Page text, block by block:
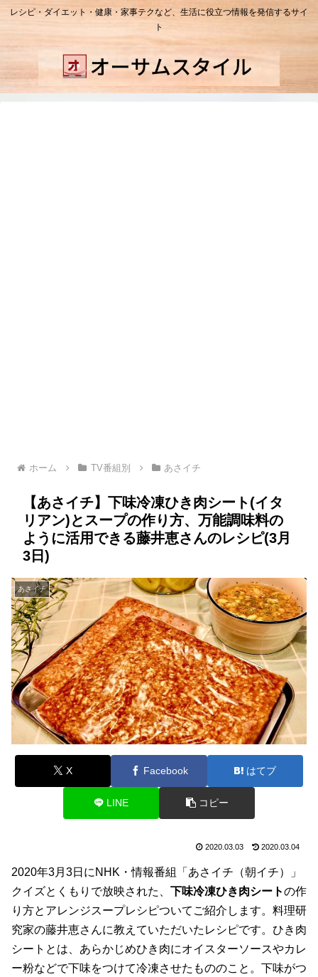
レシピ・ダイエット・健康・家事テクなど、生活に役立つ情報を発信するサイ
ト
ホーム TV番組別 あさイチ
【あさイチ】下味冷凍ひき肉シート(イタ
リアン)とスープの作り方、万能調味料の
ように活用できる藤井恵さんのレシピ(3月
3日)
あさイチ
X Facebook はてブ
LINE コピー
2020.03.03 2020.03.04
2020年3月3日にNHK・情報番組「あさイチ（朝イチ）」
クイズとくもりで放映された、 下味冷凍ひき肉シートの作
り方とアレンジスープレシピついてご紹介します。料理研
究家の藤井恵さんに教えていただいたレシピです。ひき肉
シートとは、あらかじめひき肉にオイスターソースやカレ
ー粉などで下味をつけて冷凍させたもののこと。下味がつ